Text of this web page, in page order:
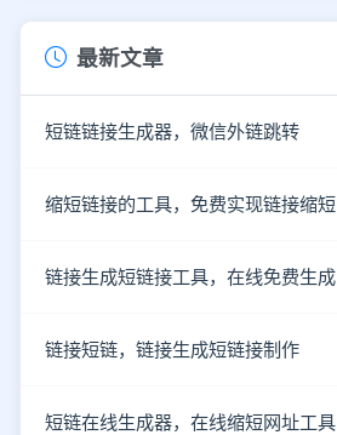
最新文章
短链链接生成器，微信外链跳转
缩短链接的工具，免费实现链接缩短
链接生成短链接工具，在线免费生成
链接短链，链接生成短链接制作
短链在线生成器，在线缩短网址工具